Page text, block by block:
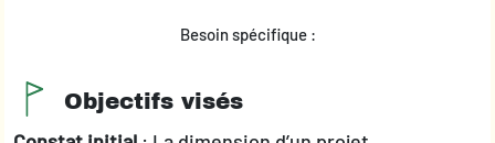
Besoin spécifique :
Objectifs visés